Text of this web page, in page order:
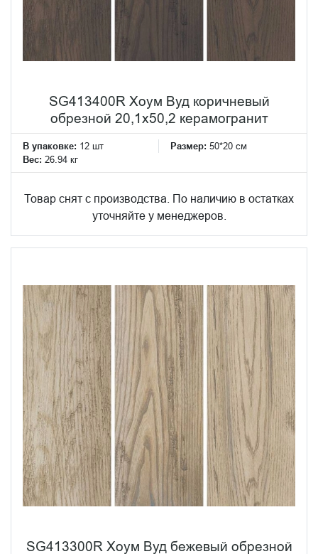
SG413400R Хоум Вуд коричневый
обрезной 20,1x50,2 керамогранит
В упаковке: 12 шт Размер: 50*20 см
Вес: 26.94 кг
Товар снят с производства. По наличию в остатках
уточняйте у менеджеров.
SG413300R Хоум Вуд бежевый обрезной